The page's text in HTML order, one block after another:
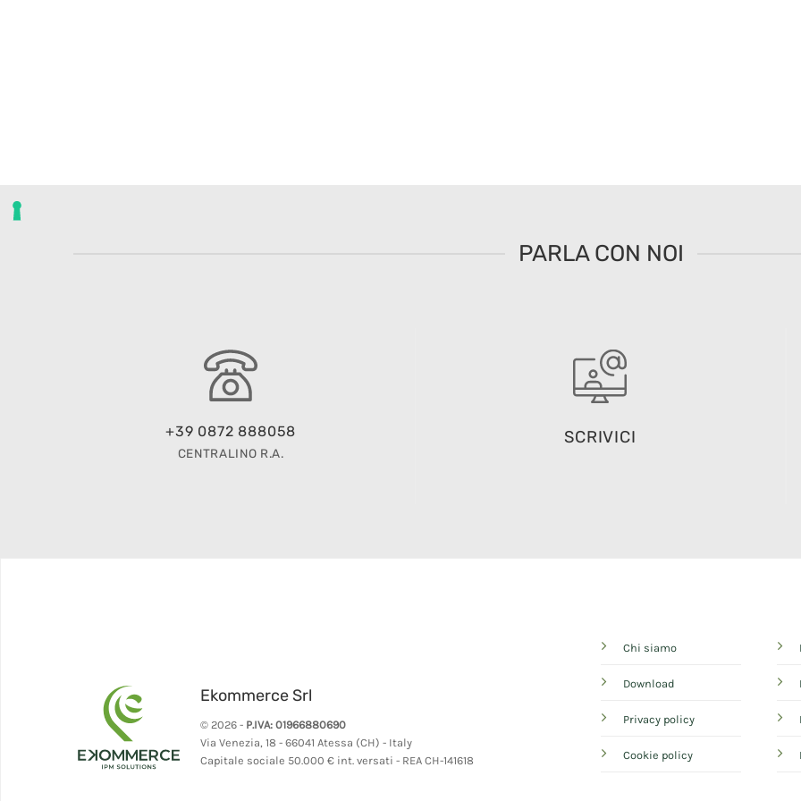
PARLA CON NOI
+39 0872 888058
CENTRALINO R.A.
SCRIVICI
Ekommerce Srl
© 2026 - P.IVA: 01966880690
Via Venezia, 18 - 66041 Atessa (CH) - Italy
Capitale sociale 50.000 € int. versati - REA CH-141618
Chi siamo
Download
Privacy policy
Cookie policy